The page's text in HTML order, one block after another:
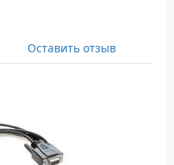
Оставить отзыв